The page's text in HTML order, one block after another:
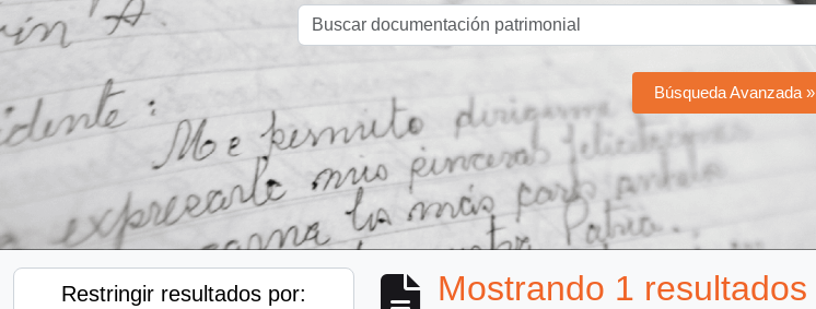
Búsqueda Avanzada »
Restringir resultados por: Mostrando 1 resultados